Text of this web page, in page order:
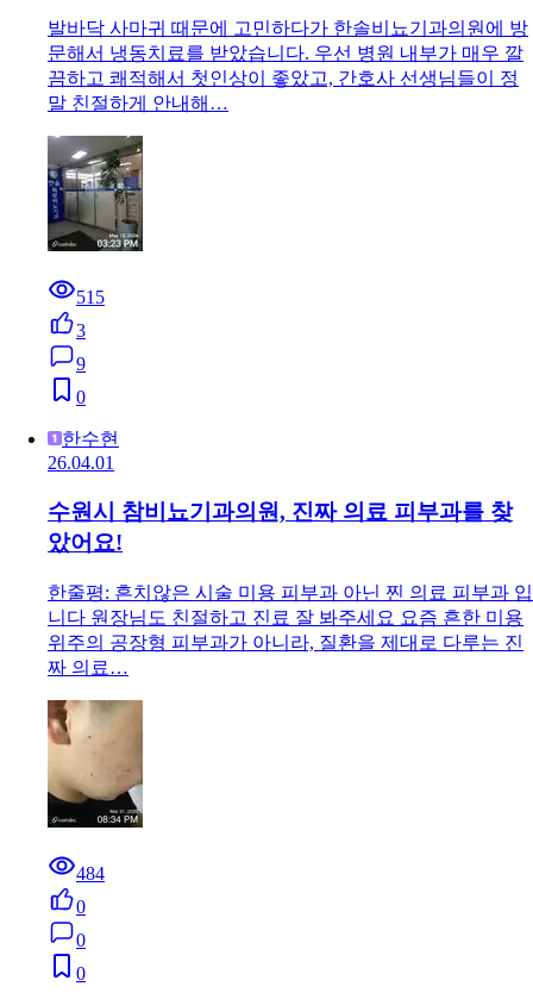
발바닥 사마귀 때문에 고민하다가 한솔비뇨기과의원에 방
문해서 냉동치료를 받았습니다. 우선 병원 내부가 매우 깔
끔하고 쾌적해서 첫인상이 좋았고, 간호사 선생님들이 정
말 친절하게 안내해…
515
3
9
0
한수현
26.04.01
수원시 참비뇨기과의원, 진짜 의료 피부과를 찾
았어요!
한줄평: 흔치않은 시술 미용 피부과 아닌 찐 의료 피부과 입
니다 원장님도 친절하고 진료 잘 봐주세요 요즘 흔한 미용
위주의 공장형 피부과가 아니라, 질환을 제대로 다루는 진
짜 의료…
484
0
0
0